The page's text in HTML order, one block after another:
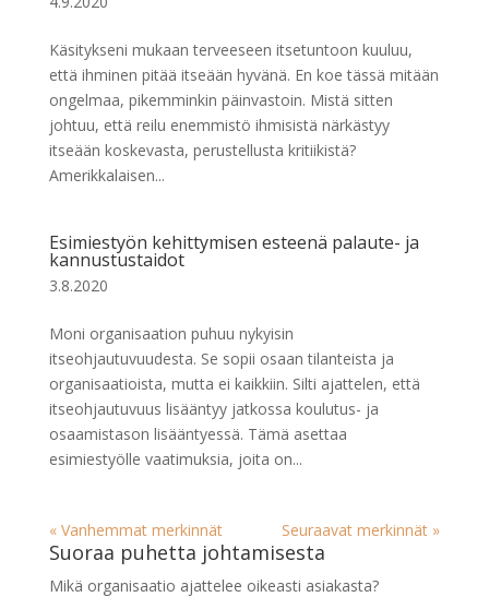
Käsitykseni mukaan terveeseen itsetuntoon kuuluu,
että ihminen pitää itseään hyvänä. En koe tässä mitään
ongelmaa, pikemminkin päinvastoin. Mistä sitten
johtuu, että reilu enemmistö ihmisistä närkästyy
itseään koskevasta, perustellusta kritiikistä?
Amerikkalaisen...
Esimiestyön kehittymisen esteenä palaute- ja
kannustustaidot
3.8.2020
Moni organisaation puhuu nykyisin
itseohjautuvuudesta. Se sopii osaan tilanteista ja
organisaatioista, mutta ei kaikkiin. Silti ajattelen, että
itseohjautuvuus lisääntyy jatkossa koulutus- ja
osaamistason lisääntyessä. Tämä asettaa
esimiestyölle vaatimuksia, joita on...
« Vanhemmat merkinnät Seuraavat merkinnät »
Suoraa puhetta johtamisesta
Mikä organisaatio ajattelee oikeasti asiakasta?